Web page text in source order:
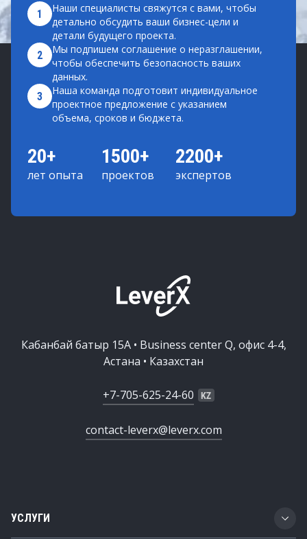
1
Наши специалисты свяжутся с вами, чтобы
детально обсудить ваши бизнес-цели и
детали будущего проекта.
2
Мы подпишем соглашение о неразглашении,
чтобы обеспечить безопасность ваших
данных.
3
Наша команда подготовит индивидуальное
проектное предложение с указанием
объема, сроков и бюджета.
20+
лет опыта
1500+
проектов
2200+
экспертов
УСЛУГИ
Кабанбай батыр 15А • Business center Q, офис 4-4,
Астана • Казахстан
+7-705-625-24-60
contact-leverx@leverx.com